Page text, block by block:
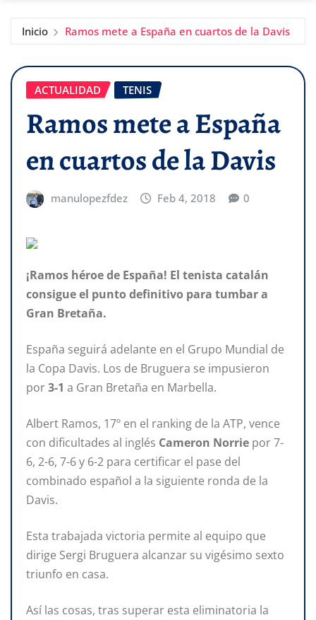
Inicio Ramos mete a España en cuartos de la Davis
ACTUALIDAD TENIS
Ramos mete a España
en cuartos de la Davis
manulopezfdez Feb 4, 2018 0
¡Ramos héroe de España! El tenista catalán
consigue el punto definitivo para tumbar a
Gran Bretaña.
España seguirá adelante en el Grupo Mundial de
la Copa Davis. Los de Bruguera se impusieron
por3-1 a Gran Bretaña en Marbella.
Albert Ramos, 17º en el ranking de la ATP, vence
con dificultades al inglés Cameron Norrie por 7-
6, 2-6, 7-6 y 6-2 para certificar el pase del
combinado español a la siguiente ronda de la
Davis.
Esta trabajada victoria permite al equipo que
dirige Sergi Bruguera alcanzar su vigésimo sexto
triunfo en casa.
Así las cosas, tras superar esta eliminatoria la